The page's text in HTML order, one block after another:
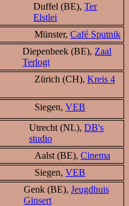
Duffel (BE),Ter
Elstlei
Münster, Café Sputnik
Diepenbeek (BE), Zaal
Terlogt
Zürich (CH), Kreis 4
Siegen, VEB
Utrecht (NL),DB's
studio
Aalst (BE), Cinema
Siegen, VEB
Genk (BE), Jeugdhuis
Ginsert